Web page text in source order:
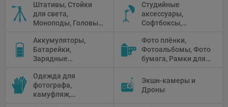
Флуоресцентное и
галогенное
освещение
Штативы, Стойки
для света,
Моноподы, Головы
Студийные
аксессуары,
Софтбоксы,
Рефлекторы,
Отражатели,
Предметные
Аккумуляторы,
Батарейки,
Зарядные
питания, Солнечные
панели
Фото плёнки,
Фотоальбомы, Фото
бумага, Рамки для
камеры
Одежда для
фотографа,
камуфляж,
Экшн-камеры и
Дроны